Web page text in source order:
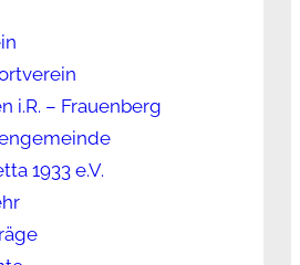
i.R. – Frauenberg
1933 e.V.